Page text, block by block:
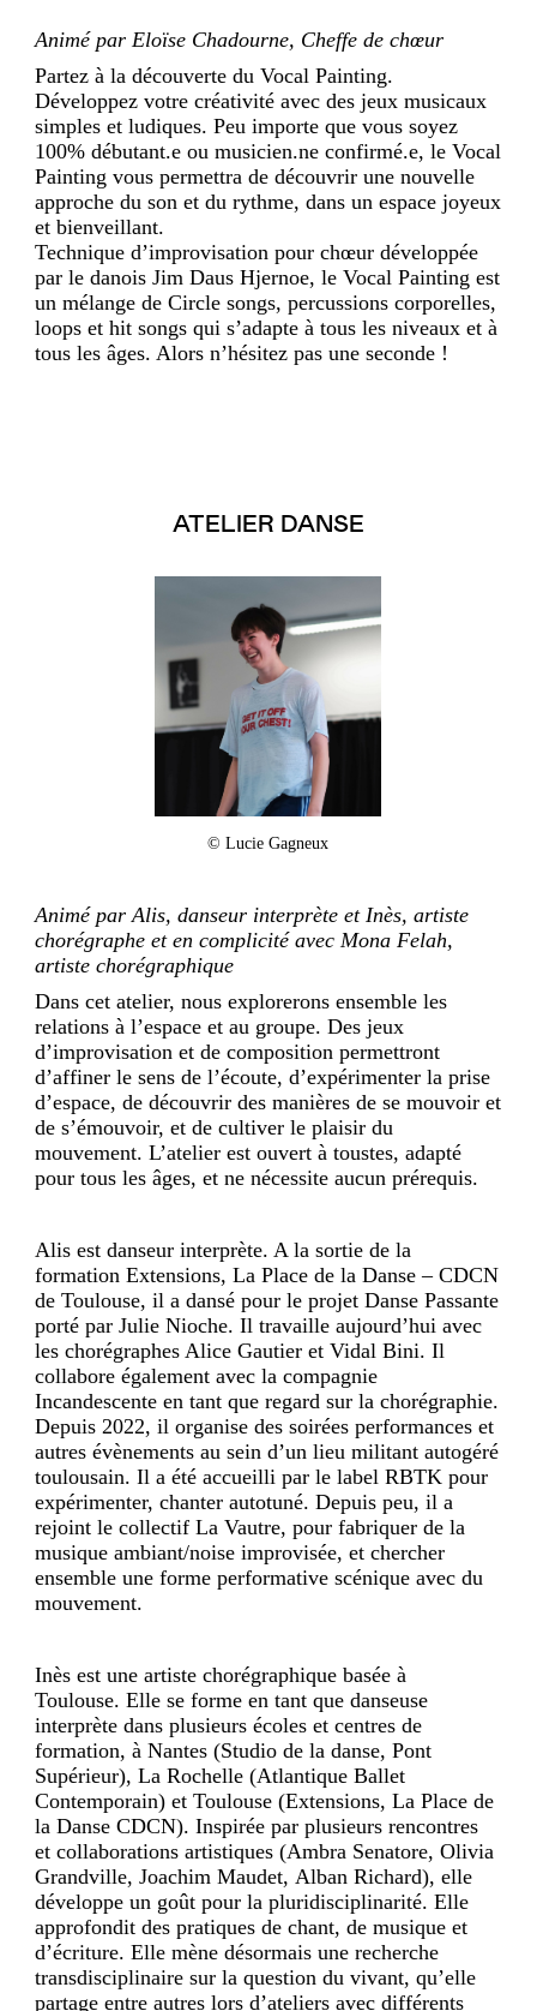
Animé par Eloïse Chadourne, Cheffe de chœur
Partez à la découverte du Vocal Painting.
Développez votre créativité avec des jeux musicaux
simples et ludiques. Peu importe que vous soyez
100% débutant.e ou musicien.ne confirmé.e, le Vocal
Painting vous permettra de découvrir une nouvelle
approche du son et du rythme, dans un espace joyeux
et bienveillant.
Technique d’improvisation pour chœur développée
par le danois Jim Daus Hjernoe, le Vocal Painting est
un mélange de Circle songs, percussions corporelles,
loops et hit songs qui s’adapte à tous les niveaux et à
tous les âges. Alors n’hésitez pas une seconde !
ATELIER DANSE
© Lucie Gagneux
Animé par Alis, danseur interprète et Inès, artiste
chorégraphe et en complicité avec Mona Felah,
artiste chorégraphique
Dans cet atelier, nous explorerons ensemble les
relations à l’espace et au groupe. Des jeux
d’improvisation et de composition permettront
d’affiner le sens de l’écoute, d’expérimenter la prise
d’espace, de découvrir des manières de se mouvoir et
de s’émouvoir, et de cultiver le plaisir du
mouvement. L’atelier est ouvert à toustes, adapté
pour tous les âges, et ne nécessite aucun prérequis.
Alis est danseur interprète. A la sortie de la
formation Extensions, La Place de la Danse – CDCN
de Toulouse, il a dansé pour le projet Danse Passante
porté par Julie Nioche. Il travaille aujourd’hui avec
les chorégraphes Alice Gautier et Vidal Bini. Il
collabore également avec la compagnie
Incandescente en tant que regard sur la chorégraphie.
Depuis 2022, il organise des soirées performances et
autres évènements au sein d’un lieu militant autogéré
toulousain. Il a été accueilli par le label RBTK pour
expérimenter, chanter autotuné. Depuis peu, il a
rejoint le collectif La Vautre, pour fabriquer de la
musique ambiant/noise improvisée, et chercher
ensemble une forme performative scénique avec du
mouvement.
Inès est une artiste chorégraphique basée à
Toulouse. Elle se forme en tant que danseuse
interprète dans plusieurs écoles et centres de
formation, à Nantes (Studio de la danse, Pont
Supérieur), La Rochelle (Atlantique Ballet
Contemporain) et Toulouse (Extensions, La Place de
la Danse CDCN). Inspirée par plusieurs rencontres
et collaborations artistiques (Ambra Senatore, Olivia
Grandville, Joachim Maudet, Alban Richard), elle
développe un goût pour la pluridisciplinarité. Elle
approfondit des pratiques de chant, de musique et
d’écriture. Elle mène désormais une recherche
transdisciplinaire sur la question du vivant, qu’elle
partage entre autres lors d’ateliers avec différents